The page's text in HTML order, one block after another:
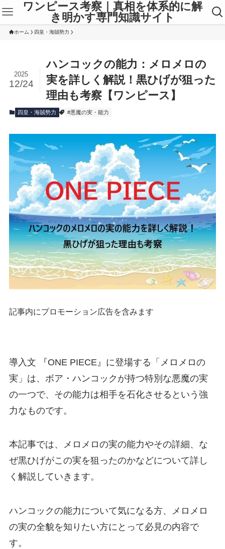
ワンピース考察｜真相を体系的に解
き明かす専門知識サイト
ホーム 四皇・海賊勢力
ハンコックの能力：メロメロの
実を詳しく解説！黒ひげが狙った
理由も考察【ワンピース】
2025
12/24
四皇・海賊勢力 #悪魔の実・能力
記事内にプロモーション広告を含みます
導入文 『ONE PIECE』に登場する「メロメロの
実」は、ボア・ハンコックが持つ特別な悪魔の実
の一つで、その能力は相手を石化させるという強
力なものです。
本記事では、メロメロの実の能力やその詳細、な
ぜ黒ひげがこの実を狙ったのかなどについて詳し
く解説していきます。
ハンコックの能力について気になる方、メロメロ
の実の全貌を知りたい方にとって必見の内容で
す。